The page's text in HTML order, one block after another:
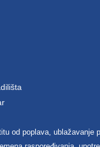
od poplava, ublažavanje